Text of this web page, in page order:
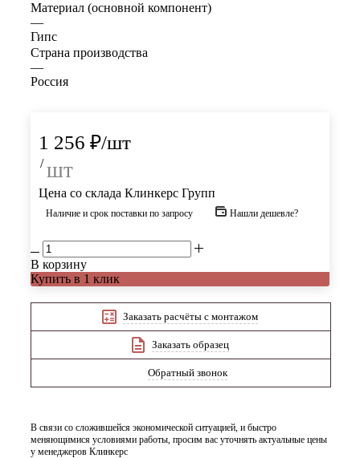
Материал (основной компонент)
—
Гипс
Страна производства
—
Россия
1 256 ₽/шт
/ шт
Цена со склада Клинкерс Групп
Наличие и срок поставки по запросу Нашли дешевле?
В корзину
Купить в 1 клик
Заказать расчёты с монтажом
Заказать образец
Обратный звонок
В связи со сложившейся экономической ситуацией, и быстро
меняющимися условиями работы, просим вас уточнять актуальные цены
у менеджеров Клинкерс